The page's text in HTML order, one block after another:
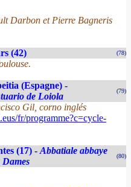
Darbon et Pierre Bagneris
(42) (78)
(Espagne) -
de Loiola
(79)
Gil, corno inglés
fr/programme?c=cycle-
(17) - Abbatiale abbaye
(80)